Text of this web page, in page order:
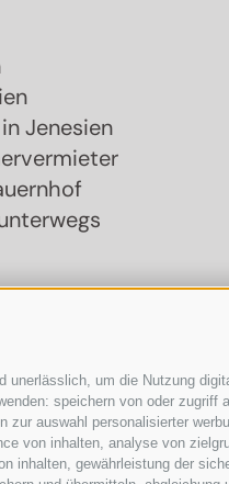
um die Nutzung
speichern von oder zugriff
auswahl personalisierter
von inhalten, analyse von
inhalten, gewährleistung der
Jenesien